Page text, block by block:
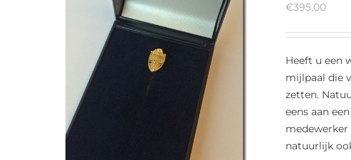
€395,00
Heeft u een
mijlpaal die
zetten.
eens aan
natuurlijk